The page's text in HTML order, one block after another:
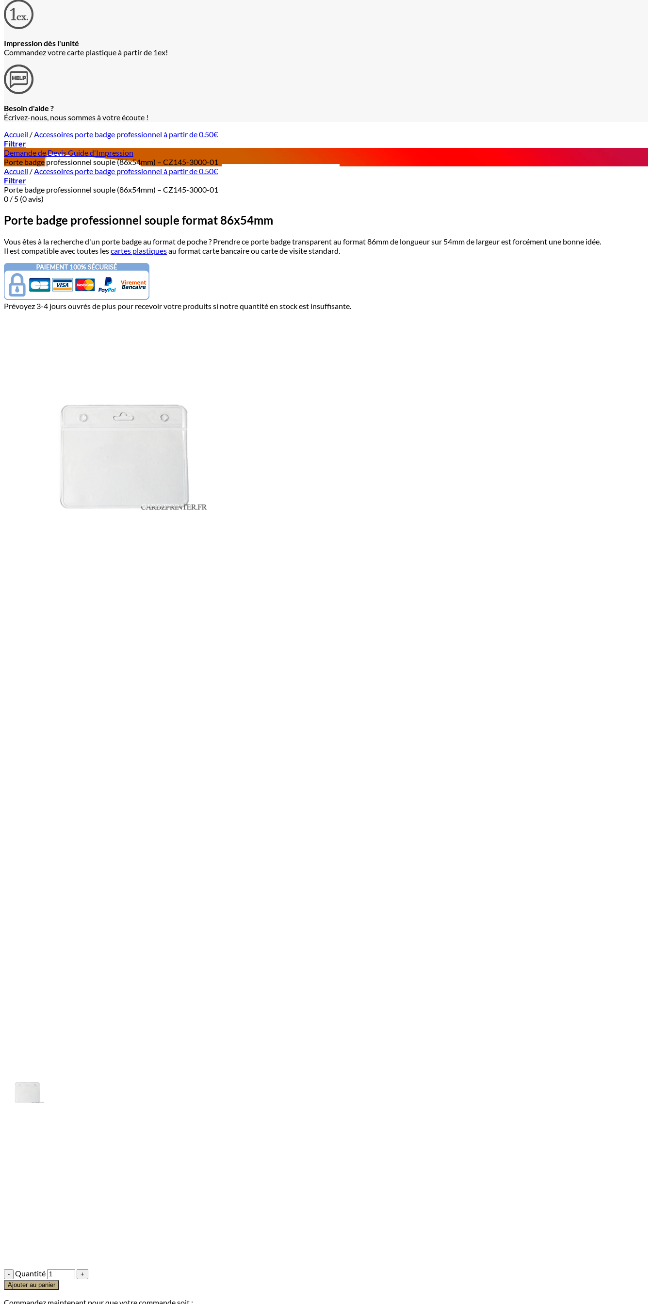
Impression dès l'unité
Commandez votre carte plastique à partir de 1ex!
Besoin d'aide ?
Écrivez-nous, nous sommes à votre écoute !
Accueil /Accessoires porte badge professionnel à partir de 0.50€
Filtrer
Demande de DevisGuide d'Impression
Porte badge professionnel souple (86x54mm) – CZ145-3000-01
Accueil /Accessoires porte badge professionnel à partir de 0.50€
Filtrer
Porte badge professionnel souple (86x54mm) – CZ145-3000-01
0 / 5 (0 avis)
Porte badge professionnel souple format 86x54mm
Vous êtes à la recherche d'un porte badge au format de poche ? Prendre ce porte badge transparent au format 86mm de longueur sur 54mm de largeur est forcément une bonne idée.
Il est compatible avec toutes lescartes plastiquesau format carte bancaire ou carte de visite standard.
Prévoyez 3-4 jours ouvrés de plus pour recevoir votre produits si notre quantité en stock est insuffisante.
Quantité
Ajouter au panier